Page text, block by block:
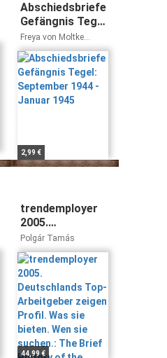
Abschiedsbriefe
Gefängnis Tegel:
September 1944
- Januar 1945
Freya von Moltke
Helmuth James von
Moltke
2,99 €
trendemployer
2005.
Deutschlands
Top-Arbeitgeber
zeigen Profil.
Was sie bieten.
Wen sie suchen.:
The Brief
History of the
Computer
Demoscene
Polgár Tamás
44,99 €